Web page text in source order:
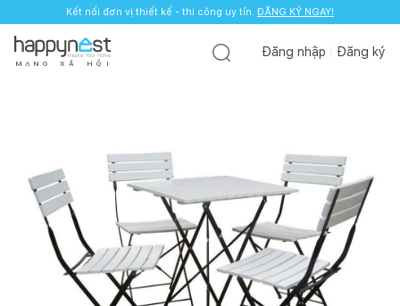
Kết nối đơn vị thiết kế - thi công uy tín. ĐĂNG KÝ NGAY!
M Ạ N G X Ã H Ộ I
Đăng nhập Đăng ký